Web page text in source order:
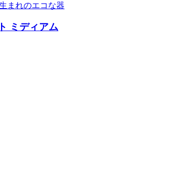
まれのエコな器
ミディアム